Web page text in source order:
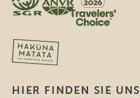
HIER FINDEN SIE UNS